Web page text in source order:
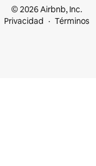
© 2026 Airbnb, Inc.
Privacidad
Términos